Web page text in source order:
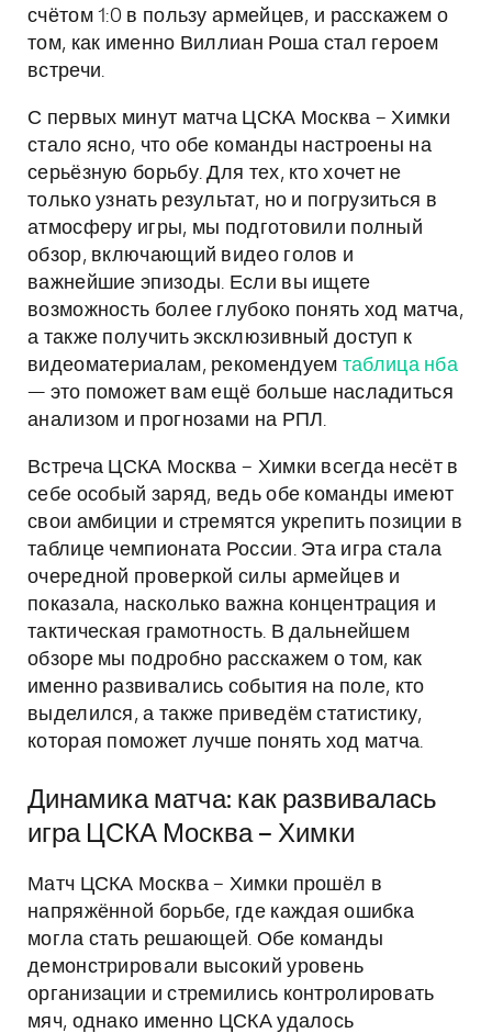
счётом 1:0 в пользу армейцев, и расскажем о
том, как именно Виллиан Роша стал героем
встречи.
С первых минут матча ЦСКА Москва – Химки
стало ясно, что обе команды настроены на
серьёзную борьбу. Для тех, кто хочет не
только узнать результат, но и погрузиться в
атмосферу игры, мы подготовили полный
обзор, включающий видео голов и
важнейшие эпизоды. Если вы ищете
возможность более глубоко понять ход матча,
а также получить эксклюзивный доступ к
видеоматериалам, рекомендуем таблица нба
— это поможет вам ещё больше насладиться
анализом и прогнозами на РПЛ.
Встреча ЦСКА Москва – Химки всегда несёт в
себе особый заряд, ведь обе команды имеют
свои амбиции и стремятся укрепить позиции в
таблице чемпионата России. Эта игра стала
очередной проверкой силы армейцев и
показала, насколько важна концентрация и
тактическая грамотность. В дальнейшем
обзоре мы подробно расскажем о том, как
именно развивались события на поле, кто
выделился, а также приведём статистику,
которая поможет лучше понять ход матча.
Динамика матча: как развивалась
игра ЦСКА Москва – Химки
Матч ЦСКА Москва – Химки прошёл в
напряжённой борьбе, где каждая ошибка
могла стать решающей. Обе команды
демонстрировали высокий уровень
организации и стремились контролировать
мяч, однако именно ЦСКА удалось